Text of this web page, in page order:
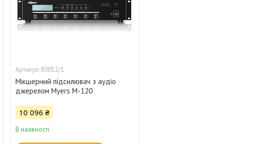
80012/1
Мікшерний підсилювач з аудіо
джерелом Myers M-120
10 096 ₴
В наявності